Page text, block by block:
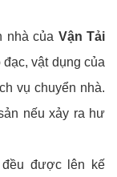
nhà của Vận Tải
vật dụng của
vụ chuyển nhà.
nếu xảy ra hư
được lên kế